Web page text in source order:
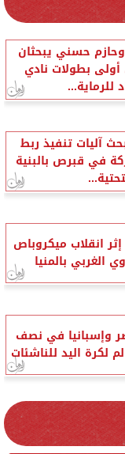
حسني يبحثان
أولى بطولات نادي
للرماية...
آليات تنفيذ ربط
في قبرص بالبنية
إثر انقلاب ميكروباص
الغربي بالمنيا
وإسبانيا في نصف
لكرة اليد للناشئات